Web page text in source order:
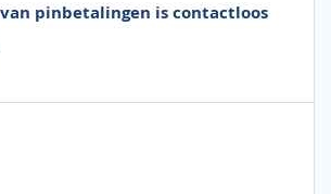
pinbetalingen is contactloos